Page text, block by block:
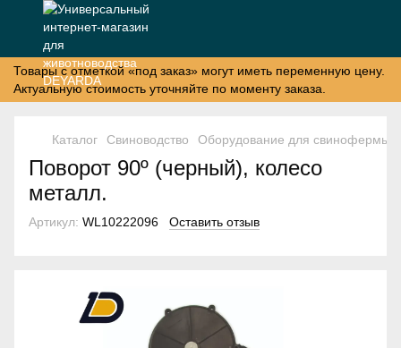
Товары с отметкой «под заказ» могут иметь переменную цену.
Актуальную стоимость уточняйте по моменту заказа.
Каталог Свиноводство Оборудование для свинофермы
Поворот 90º (черный), колесо
металл.
Артикул: WL10222096 Оставить отзыв